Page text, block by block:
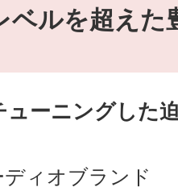
ベルを超えた
ューニングした
ィオブランド